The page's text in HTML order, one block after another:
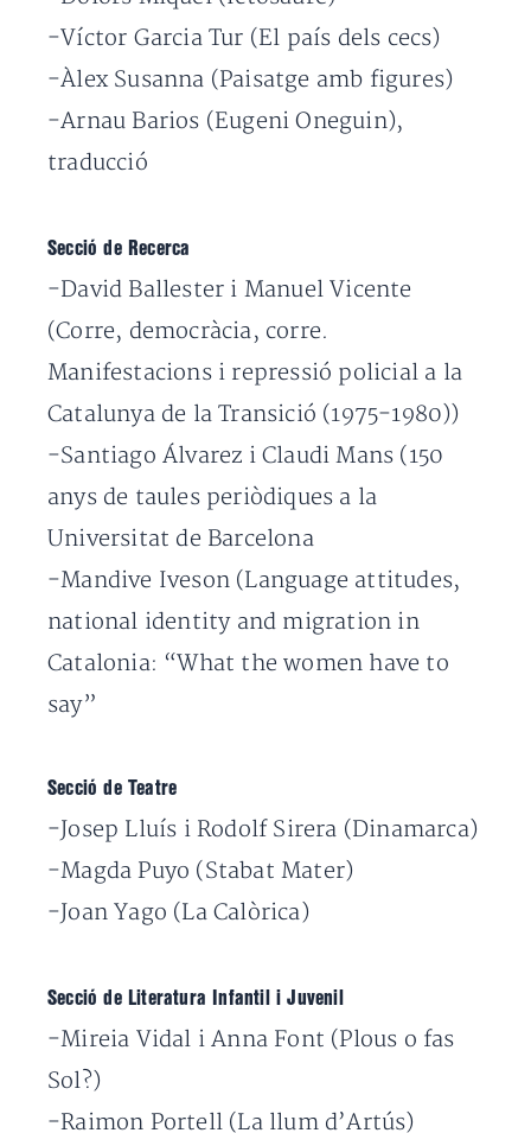
-Víctor Garcia Tur (El país dels cecs)
-Àlex Susanna (Paisatge amb figures)
-Arnau Barios (Eugeni Oneguin),
traducció
Secció de Recerca
-David Ballester i Manuel Vicente
(Corre, democràcia, corre.
Manifestacions i repressió policial a la
Catalunya de la Transició (1975-1980))
-Santiago Álvarez i Claudi Mans (150
anys de taules periòdiques a la
Universitat de Barcelona
-Mandive Iveson (Language attitudes,
national identity and migration in
Catalonia: “What the women have to
say”
Secció de Teatre
-Josep Lluís i Rodolf Sirera (Dinamarca)
-Magda Puyo (Stabat Mater)
-Joan Yago (La Calòrica)
Secció de Literatura Infantil i Juvenil
-Mireia Vidal i Anna Font (Plous o fas
Sol?)
-Raimon Portell (La llum d’Artús)